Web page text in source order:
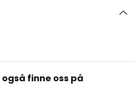
også finne oss på